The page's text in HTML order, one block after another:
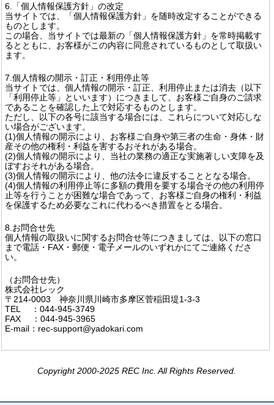
6.「個人情報保護方針」の改定
当サイトでは、「個人情報保護方針」を随時改定することができる
ものとします。
この場合、当サイトでは最新の「個人情報保護方針」を常時掲載す
るとともに、お客様がこの内容に同意されているものとして取扱い
ます。
7.個人情報の開示・訂正・利用停止等
当サイトでは、個人情報の開示・訂正、利用停止または消去（以下
「利用停止等」といいます）につきまして、お客様ご自身のご請求
であることを確認した上で対応するものとします。
ただし、以下の各号に該当する場合には、これらについて対応しな
い場合がございます。
(1)個人情報の開示により、お客様ご自身や第三者の生命・身体・財
産その他の権利・利益を害するおそれがある場合。
(2)個人情報の開示により、当社の業務の適正な実施著しい支障を及
ぼすおそれがある場合。
(3)個人情報の開示により、他の法令に違反することとなる場合。
(4)個人情報の利用停止等に多額の費用を要する場合その他の利用停
止等を行うことが困難な場合であって、お客様ご自身の権利・利益
を保護するため必要なこれに代わるべき措置をとる場合。
8.お問合せ先
個人情報の取扱いに関するお問合せ等につきましては、以下の窓口
まで電話・FAX・郵便・電子メールのいずれかにてご連絡くださ
い。
（お問合せ先）
株式会社レック
〒214-0003 神奈川県川崎市多摩区菅稲田堤1-3-3
TEL ：044-945-3749
FAX ：044-945-3965
E-mail：rec-support@yadokari.com
Copyright 2000-2025 REC Inc. All Rights Reserved.